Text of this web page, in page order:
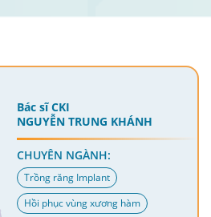
Bác sĩ CKI
NGUYỄN TRUNG KHÁNH
CHUYÊN NGÀNH:
Trồng răng Implant
Hồi phục vùng xương hàm